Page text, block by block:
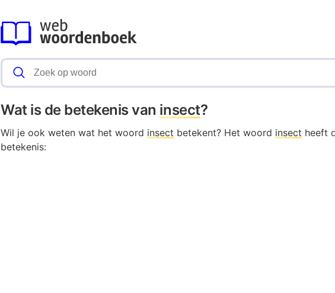
Wat is de betekenis van insect?
Wil je ook weten wat het woord insect betekent? Het woord insect heeft
betekenis: